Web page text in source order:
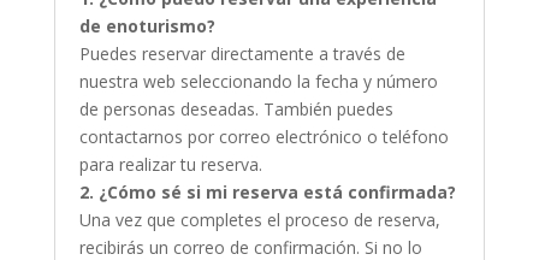
de enoturismo?
Puedes reservar directamente a través de
nuestra web seleccionando la fecha y número
de personas deseadas. También puedes
contactarnos por correo electrónico o teléfono
para realizar tu reserva.
2. ¿Cómo sé si mi reserva está confirmada?
Una vez que completes el proceso de reserva,
recibirás un correo de confirmación. Si no lo